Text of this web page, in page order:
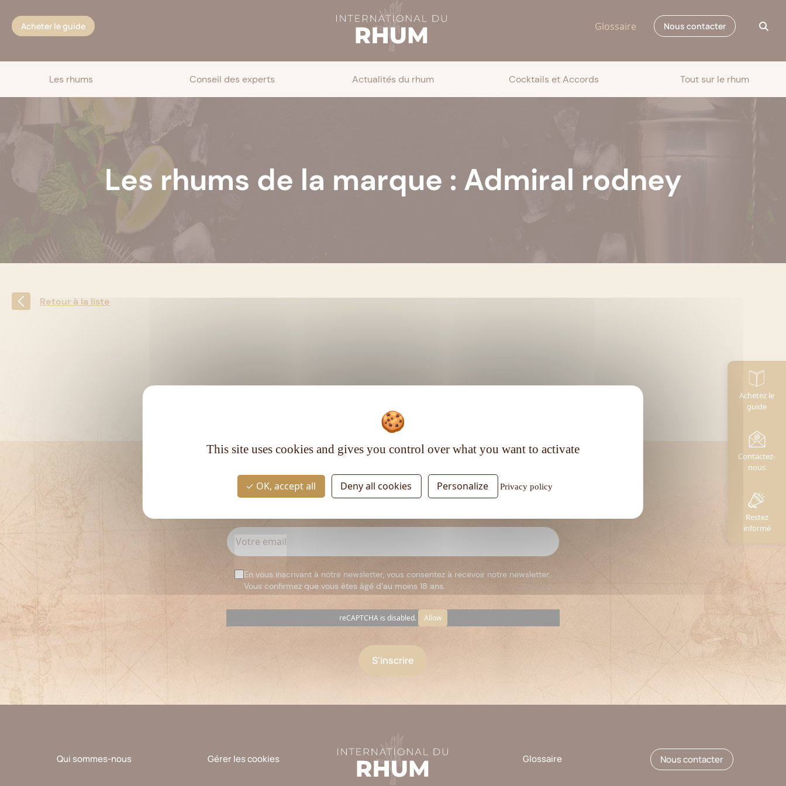
Acheter le guide Glossaire Nous contacter
Les rhums Conseil des experts Actualités du rhum Cocktails et Accords Tout sur le rhum
Les rhums de la marque : Admiral rodney
Retour à la liste
Inscrivez-vous à la newsletter
En vous inscrivant à notre newsletter, vous consentez à recevoir notre newsletter.
Vous confirmez que vous êtes âgé d’au moins 18 ans.
reCAPTCHA is disabled. Allow
Qui sommes-nous Gérer les cookies Glossaire Nous contacter
Achetez le
guide
Contactez-
nous
Restez
informé
This site uses cookies and gives you control over what you want to activate
OK, accept all Deny all cookies Personalize Privacy policy